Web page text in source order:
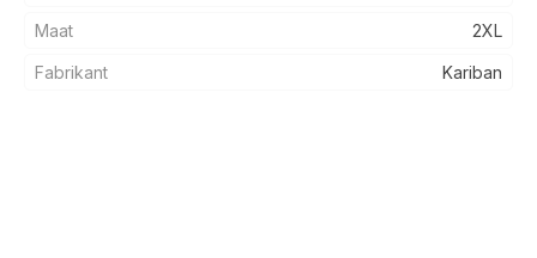
Maat 2XL
Fabrikant Kariban